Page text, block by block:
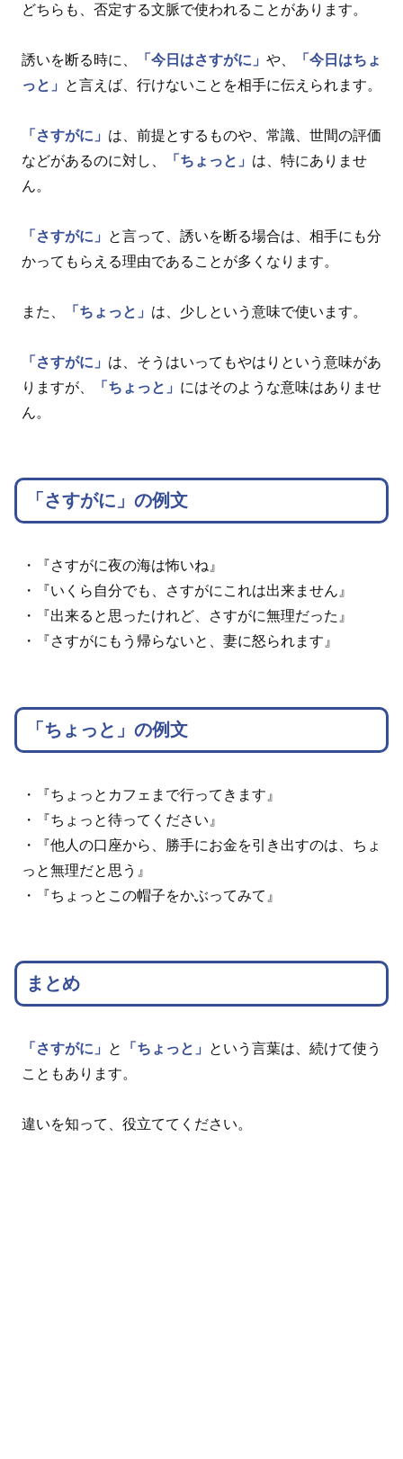
どちらも、否定する文脈で使われることがあります。
誘いを断る時に、 「今日はさすがに」 や、
「今日はちょ
っと」
と言えば、行けないことを相手に伝えられます。
「さすがに」 は、前提とするものや、常識、世間の評価
などがあるのに対し、
「ちょっと」 は、特にありませ
ん。
「さすがに」
と言って、誘いを断る場合は、相手にも分
かってもらえる理由であることが多くなります。
また、 「ちょっと」 は、少しという意味で使います。
「さすがに」 は、そうはいってもやはりという意味があ
りますが、
「ちょっと」 にはそのような意味はありませ
ん。
「さすがに」の例文
・『さすがに夜の海は怖いね』
・『いくら自分でも、さすがにこれは出来ません』
・『出来ると思ったけれど、さすがに無理だった』
・『さすがにもう帰らないと、妻に怒られます』
「ちょっと」の例文
・『ちょっとカフェまで行ってきます』
・『ちょっと待ってください』
・『他人の口座から、勝手にお金を引き出すのは、ちょ
っと無理だと思う』
・『ちょっとこの帽子をかぶってみて』
まとめ
「さすがに」 と 「ちょっと」
という言葉は、続けて使う
こともあります。
違いを知って、役立ててください。